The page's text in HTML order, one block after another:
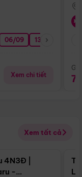
06/09 13/09
Xem chi tiết
Xem tất cả
Điểm nổi bật
4N3Đ |
-